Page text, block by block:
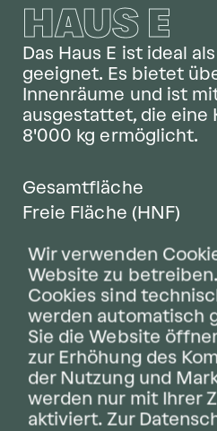
HAUS E
Das Haus E ist ideal
geeignet. Es bietet
Innenräume und ist
ausgestattet, die eine
8'000 kg ermöglicht.
Gesamtfläche
Freie Fläche (HNF)
Bodenbelastbarkeit
Mietzins (m2/p.a.)
NK (m2/p.a.)
ZUM HAUS E
Wir verwenden
Website zu
Cookies sind
werden automatisch
Sie die Website
zur Erhöhung des
der Nutzung und
werden nur mit Ihrer
aktiviert. Zur